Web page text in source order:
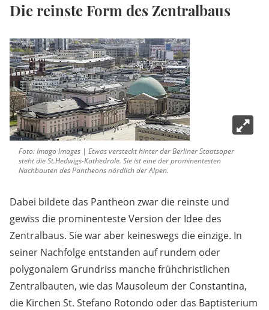
Die reinste Form des Zentralbaus
Foto: Imago Images | Etwas versteckt hinter der Berliner Staatsoper
steht die St.Hedwigs-Kathedrale. Sie ist eine der prominentesten
Nachbauten des Pantheons nördlich der Alpen.
Dabei bildete das Pantheon zwar die reinste und
gewiss die prominenteste Version der Idee des
Zentralbaus. Sie war aber keineswegs die einzige. In
seiner Nachfolge entstanden auf rundem oder
polygonalem Grundriss manche frühchristlichen
Zentralbauten, wie das Mausoleum der Constantina,
die Kirchen St. Stefano Rotondo oder das Baptisterium